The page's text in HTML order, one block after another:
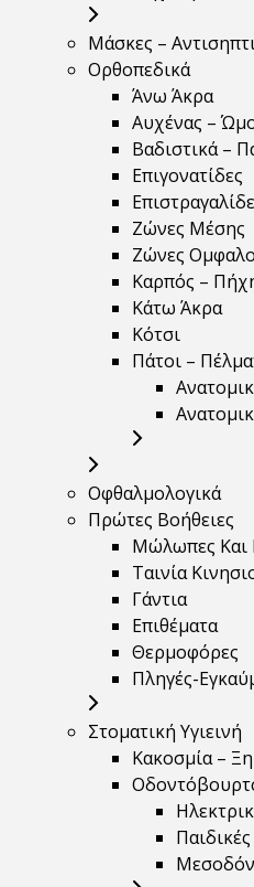
Μάσκες –
Ορθοπεδικά
Άνω Άκρα
Αυχένας –
Βαδιστικά –
Επιγονατίδες
Ζώνες Μέσης
Ζώνες
Καρπός –
Κάτω Άκρα
Κότσι
Πάτοι –
Οφθαλμολογικά
Πρώτες Βοήθειες
Μώλωπες Και
Ταινία
Γάντια
Επιθέματα
Θερμοφόρες
Πληγές-
Στοματική Υγιεινή
Κακοσμία –